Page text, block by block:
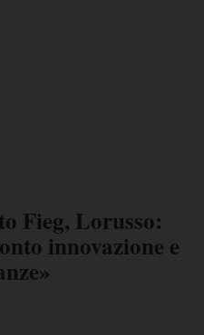
Fieg, Lorusso:
innovazione e